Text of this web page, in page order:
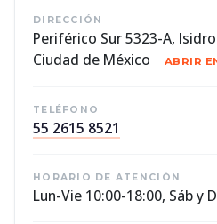
DIRECCIÓN
Periférico Sur 5323-A,
Ciudad de México
ABRIR
TELÉFONO
55 2615 8521
HORARIO DE ATENCIÓN
Lun-Vie 10:00-18:00, Sáb y